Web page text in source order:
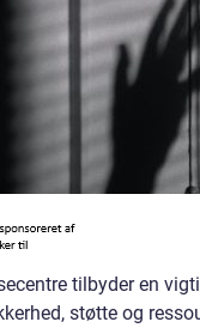
tilbyder en
støtte og